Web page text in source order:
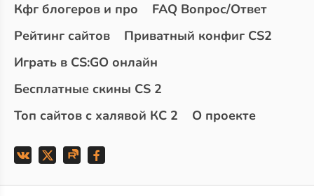
Кфг блогеров и про
FAQ Вопрос/Ответ
Рейтинг сайтов
Приватный конфиг CS2
Играть в CS:GO онлайн
Бесплатные скины CS 2
Топ сайтов с халявой КС 2
О проекте